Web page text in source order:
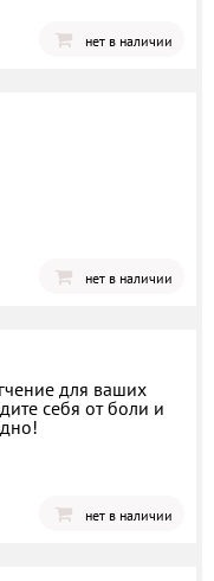
нет в наличии
нет в наличии
для ваших
себя от боли и
нет в наличии